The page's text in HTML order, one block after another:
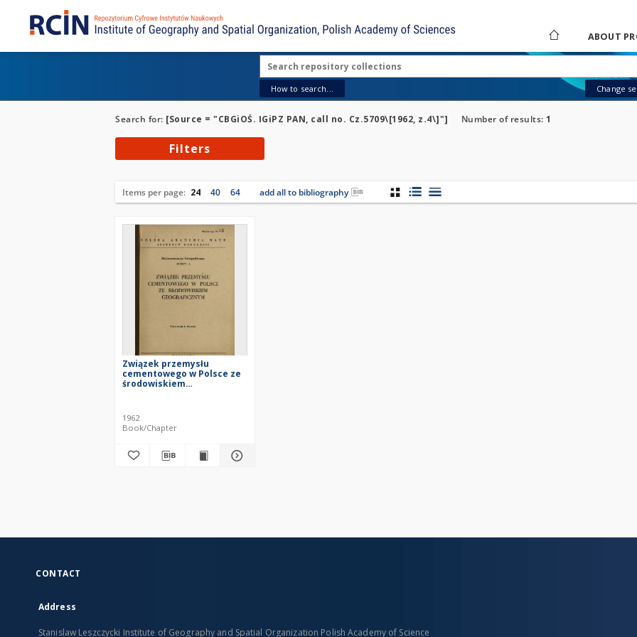
ABOUT
How to search... Change
Search for: [Source = "CBGiOŚ. IGiPZ PAN, call no. Cz.5709\[1962, z.4\]"] Number of results: 1
Filters
Items per page: 24 40 64 add all to bibliography
Związek przemysłu
cementowego w Polsce ze
środowiskiem
1962
Book/Chapter
CONTACT
Address
Stanislaw Leszczycki Institute of Geography and Spatial Organization Polish Academy of Science